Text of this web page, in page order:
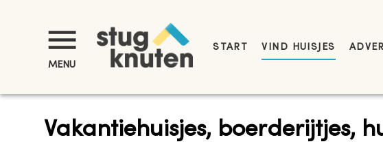
MENU
START VIND HUISJES
Vakantiehuisjes, boerderijtjes,